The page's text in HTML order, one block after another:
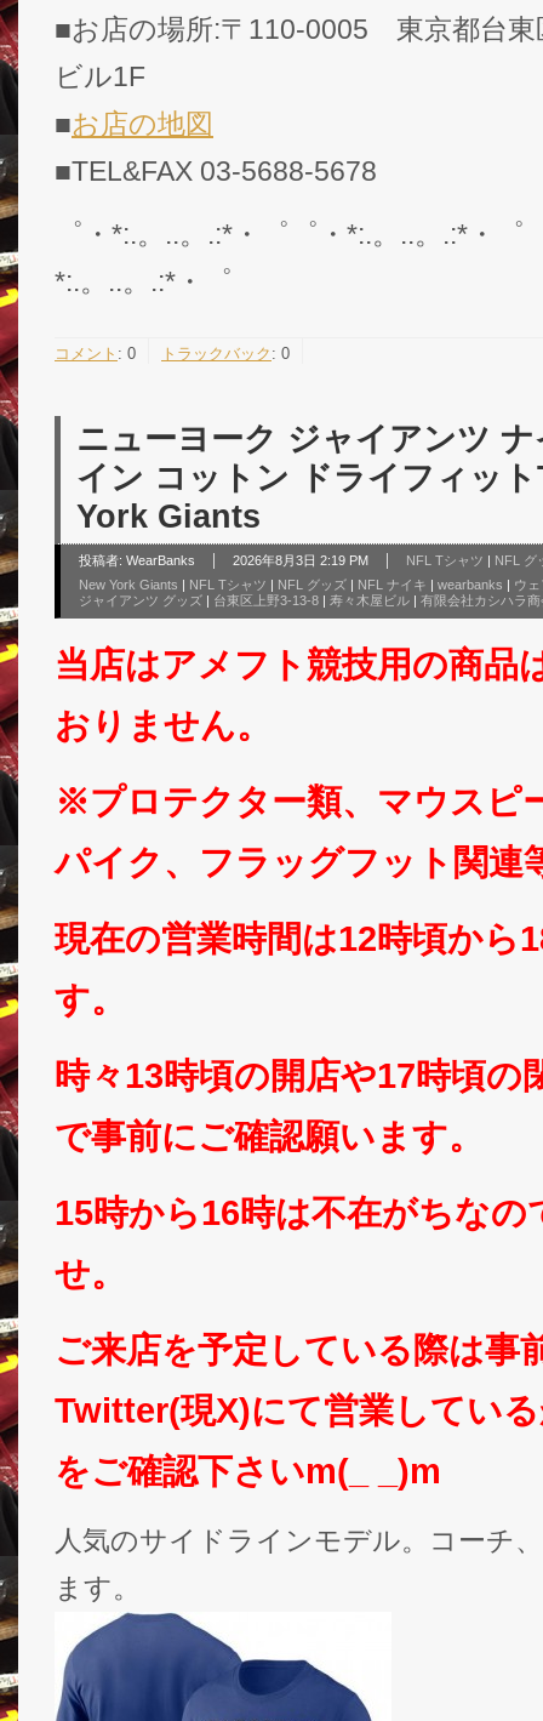
■お店の場所:〒110-0005 東京都台
ビル1F
■お店の地図
■TEL&FAX 03-5688-5678
゜・*:.。..。.:*・゜゜・*:.。..。.:*・
*:.。..。.:*・゜
コメント : 0 トラックバック : 0
ニューヨーク ジャイアンツ ナ
イン コットン ドライフィッ
York Giants
投稿者: WearBanks 2026年8月3日 2:19 PM NFL Tシャツ
NFL グ
New York Giants | NFL Tシャツ | NFL グッズ | NFL ナイキ | wearbanks | ウ
ジャイアンツ グッズ | 台東区上野3-13-8 | 寿々木屋ビル | 有限会社カシハラ商
当店はアメフト競技用の商品
おりません。
※プロテクター類、マウスピ
パイク、フラッグフット関連
現在の営業時間は12時頃から
す。
時々13時頃の開店や17時頃の
で事前にご確認願います。
15時から16時は不在がちなの
せ。
ご来店を予定している際は事
Twitter(現X)にて営業してい
をご確認下さいm(_ _)m
人気のサイドラインモデル。コーチ
ます。